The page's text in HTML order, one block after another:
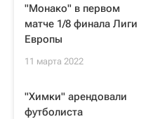
"Монако" в первом
матче 1/8 финала Лиги
Европы
11 марта 2022
"Химки" арендовали
футболиста